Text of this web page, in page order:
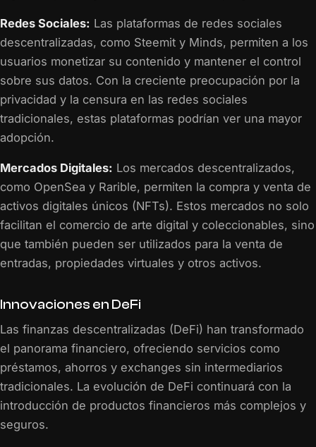
Redes Sociales: Las plataformas de redes sociales
descentralizadas, como Steemit y Minds, permiten a los
usuarios monetizar su contenido y mantener el control
sobre sus datos. Con la creciente preocupación por la
privacidad y la censura en las redes sociales
tradicionales, estas plataformas podrían ver una mayor
adopción.
Mercados Digitales: Los mercados descentralizados,
como OpenSea y Rarible, permiten la compra y venta de
activos digitales únicos (NFTs). Estos mercados no solo
facilitan el comercio de arte digital y coleccionables, sino
que también pueden ser utilizados para la venta de
entradas, propiedades virtuales y otros activos.
Innovaciones en DeFi
Las finanzas descentralizadas (DeFi) han transformado
el panorama financiero, ofreciendo servicios como
préstamos, ahorros y exchanges sin intermediarios
tradicionales. La evolución de DeFi continuará con la
introducción de productos financieros más complejos y
seguros.